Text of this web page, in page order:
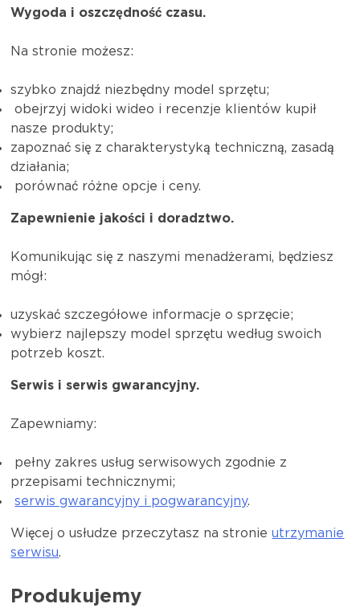
Wygoda i oszczędność czasu.
Na stronie możesz:
szybko znajdź niezbędny model sprzętu;
obejrzyj widoki wideo i recenzje klientów kupił
nasze produkty;
zapoznać się z charakterystyką techniczną, zasadą
działania;
porównać różne opcje i ceny.
Zapewnienie jakości i doradztwo.
Komunikując się z naszymi menadżerami, będziesz
mógł:
uzyskać szczegółowe informacje o sprzęcie;
wybierz najlepszy model sprzętu według swoich
potrzeb koszt.
Serwis i serwis gwarancyjny.
Zapewniamy:
pełny zakres usług serwisowych zgodnie z
przepisami technicznymi;
serwis gwarancyjny i pogwarancyjny.
Więcej o usłudze przeczytasz na stronieutrzymanie
serwisu.
Produkujemy